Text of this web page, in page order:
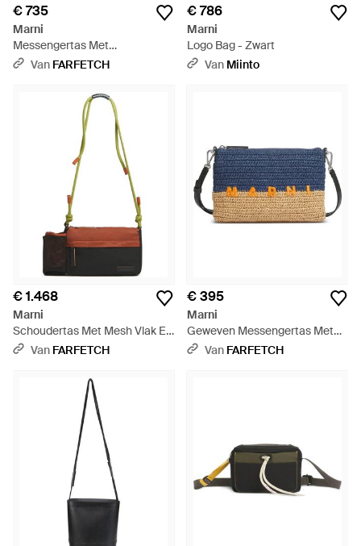
€ 735
Marni
Messengertas Met
Gespsluiting En Logo-Print -
Van FARFETCH
€ 786
Marni
Logo Bag - Zwart
Van Miinto
€ 1.468
Marni
Schoudertas Met Mesh Vlak En
Touwband - Wit
Van FARFETCH
€ 395
Marni
Geweven Messengertas Met
Logo - Blauw
Van FARFETCH